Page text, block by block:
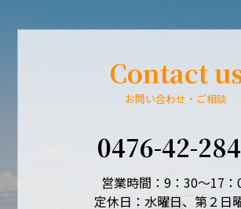
Contact
お問い合わせ・ご相談
0476-42-
営業時間：9：30～17：
定休日：水曜日、第２日